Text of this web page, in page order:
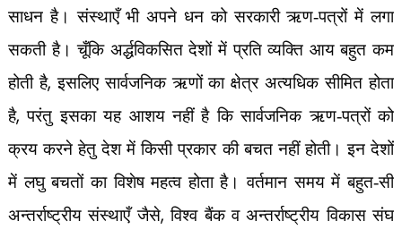
साधन है। संस्थाएँ भी अपने धन को सरकारी ऋण-पत्रों में लगा
सकती है। चूँकि अर्द्धविकसित देशों में प्रति व्यक्ति आय बहुत कम
होती है,इसलिए सार्वजनिक ऋणों का क्षेत्र अत्यधिक सीमित होता
है,परंतु इसका यह आशय नहीं है कि सार्वजनिक ऋण-पत्रों को
क्रय करने हेतु देश में किसी प्रकार की बचत नहीं होती। इन देशों
में लघु बचतों का विशेष महत्व होता है। वर्तमान समय में बहुत-सी
अन्तर्राष्ट्रीय संस्थाएँ जैसे,विश्व बैंक व अन्तर्राष्ट्रीय विकास संघ